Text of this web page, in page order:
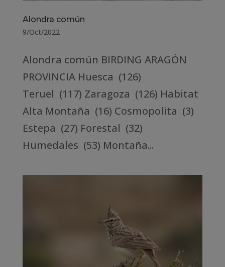
Alondra común
9/Oct/2022
Alondra común BIRDING ARAGÓN
PROVINCIA Huesca (126)
Teruel (117) Zaragoza (126) Habitat
Alta Montaña (16) Cosmopolita (3)
Estepa (27) Forestal (32)
Humedales (53) Montaña...